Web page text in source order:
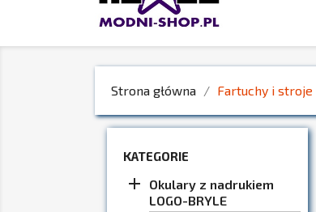
Strona główna Fartuchy i
KATEGORIE
Okulary z nadrukiem
LOGO-BRYLE
